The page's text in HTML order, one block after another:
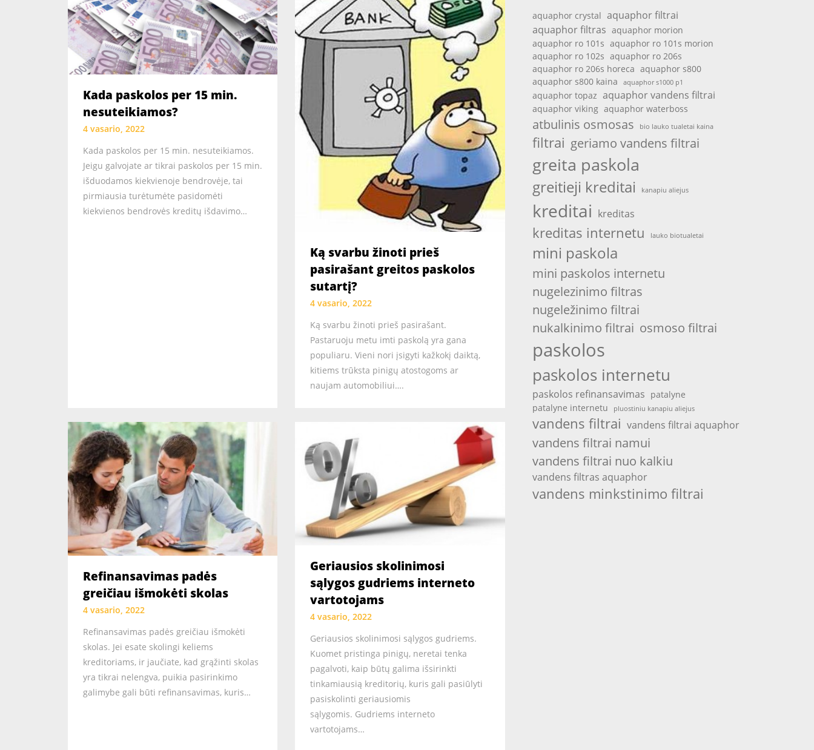
Kada paskolos per 15 min.
nesuteikiamos?
4 vasario, 2022
Kada paskolos per 15 min. nesuteikiamos.
Jeigu galvojate ar tikrai paskolos per 15 min.
išduodamos kiekvienoje bendrovėje, tai
pirmiausia turėtumėte pasidomėti
kiekvienos bendrovės kreditų išdavimo…
Ką svarbu žinoti prieš
pasirašant greitos paskolos
sutartį?
4 vasario, 2022
Ką svarbu žinoti prieš pasirašant.
Pastaruoju metu imti paskolą yra gana
populiaru. Vieni nori įsigyti kažkokį daiktą,
kitiems trūksta pinigų atostogoms ar
naujam automobiliui….
Refinansavimas padės
greičiau išmokėti skolas
4 vasario, 2022
Refinansavimas padės greičiau išmokėti
skolas. Jei esate skolingi keliems
kreditoriams, ir jaučiate, kad grąžinti skolas
yra tikrai nelengva, puikia pasirinkimo
galimybe gali būti refinansavimas, kuris…
Geriausios skolinimosi
sąlygos gudriems interneto
vartotojams
4 vasario, 2022
Geriausios skolinimosi sąlygos gudriems.
Kuomet pristinga pinigų, neretai tenka
pagalvoti, kaip būtų galima išsirinkti
tinkamiausią kreditorių, kuris gali pasiūlyti
pasiskolinti geriausiomis
sąlygomis. Gudriems interneto
vartotojams…
aquaphor crystal aquaphor filtrai
aquaphor filtras aquaphor morion
aquaphor ro 101s aquaphor ro 101s morion
aquaphor ro 102s aquaphor ro 206s
aquaphor ro 206s horeca aquaphor s800
aquaphor s800 kaina
aquaphor s1000 p1
aquaphor topaz aquaphor vandens filtrai
aquaphor viking aquaphor waterboss
atbulinis osmosas bio lauko tualetai kaina
filtrai geriamo vandens filtrai
greita paskola
greitieji kreditai kanapiu aliejus
kreditai kreditas
kreditas internetu lauko biotualetai
mini paskola
mini paskolos internetu
nugelezinimo filtras
nugeležinimo filtrai
nukalkinimo filtrai osmoso filtrai
paskolos
paskolos internetu
paskolos refinansavimas patalyne
patalyne internetu
pluostiniu kanapiu aliejus
vandens filtrai vandens filtrai aquaphor
vandens filtrai namui
vandens filtrai nuo kalkiu
vandens filtras aquaphor
vandens minkstinimo filtrai